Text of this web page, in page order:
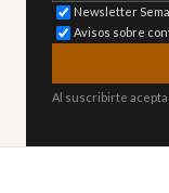
Newsletter
Avisos sobre
Al suscribirte